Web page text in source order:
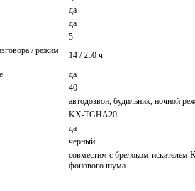
да
да
5
/ режим
14 / 250 ч
да
40
автодозвон, будильник, ночной
KX-TGHA20
да
чёрный
совместим с брелоком-
фонового шума